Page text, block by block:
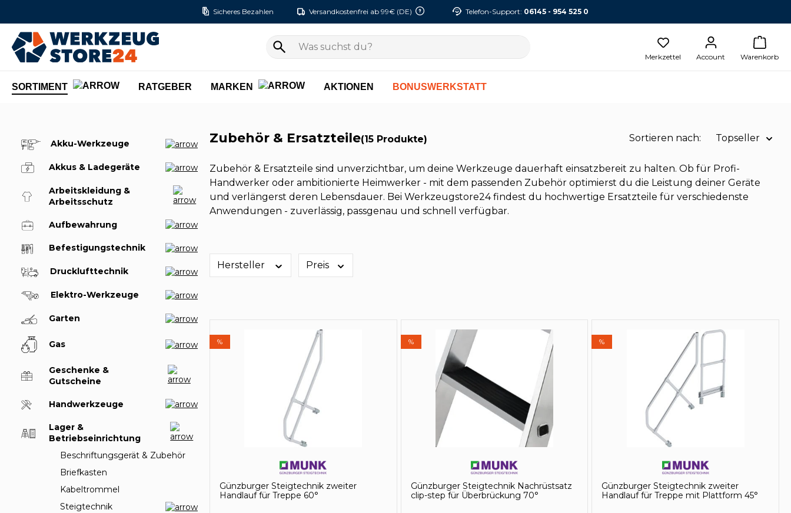
Sicheres Bezahlen Versandkostenfrei ab 99€ (DE) Telefon-Support: 06145 - 954 525 0
Merkzettel Account Warenkorb
SORTIMENT RATGEBER MARKEN AKTIONEN BONUSWERKSTATT
Akku-Werkzeuge
Akkus & Ladegeräte
Arbeitskleidung &
Arbeitsschutz
Aufbewahrung
Befestigungstechnik
Drucklufttechnik
Elektro-Werkzeuge
Garten
Gas
Geschenke &
Gutscheine
Handwerkzeuge
Lager &
Betriebseinrichtung
Beschriftungsgerät & Zubehör
Briefkasten
Kabeltrommel
Steigtechnik
Zubehör & Ersatzteile(15 Produkte) Sortieren nach: Topseller
Name A-Z
Name Z-A
Zubehör & Ersatzteile sind unverzichtbar, um deine Werkzeuge dauerhaft einsatzbereit zu halten. Ob für Profi-
Handwerker oder ambitionierte Heimwerker - mit dem passenden Zubehör optimierst du die Leistung deiner Geräte
und verlängerst deren Lebensdauer. Bei Werkzeugstore24 findest du hochwertige Ersatzteile für verschiedenste
Anwendungen - zuverlässig, passgenau und schnell verfügbar.
Hersteller Preis
%
Günzburger Steigtechnik zweiter
Handlauf für Treppe 60°
%
Günzburger Steigtechnik Nachrüstsatz
clip-step für Überbrückung 70°
%
Günzburger Steigtechnik zweiter
Handlauf für Treppe mit Plattform 45°